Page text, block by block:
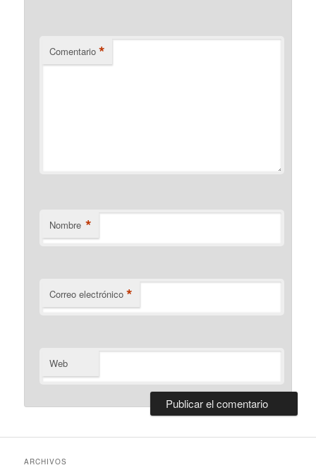
Comentario *
Nombre *
Correo electrónico *
Web
ARCHIVOS